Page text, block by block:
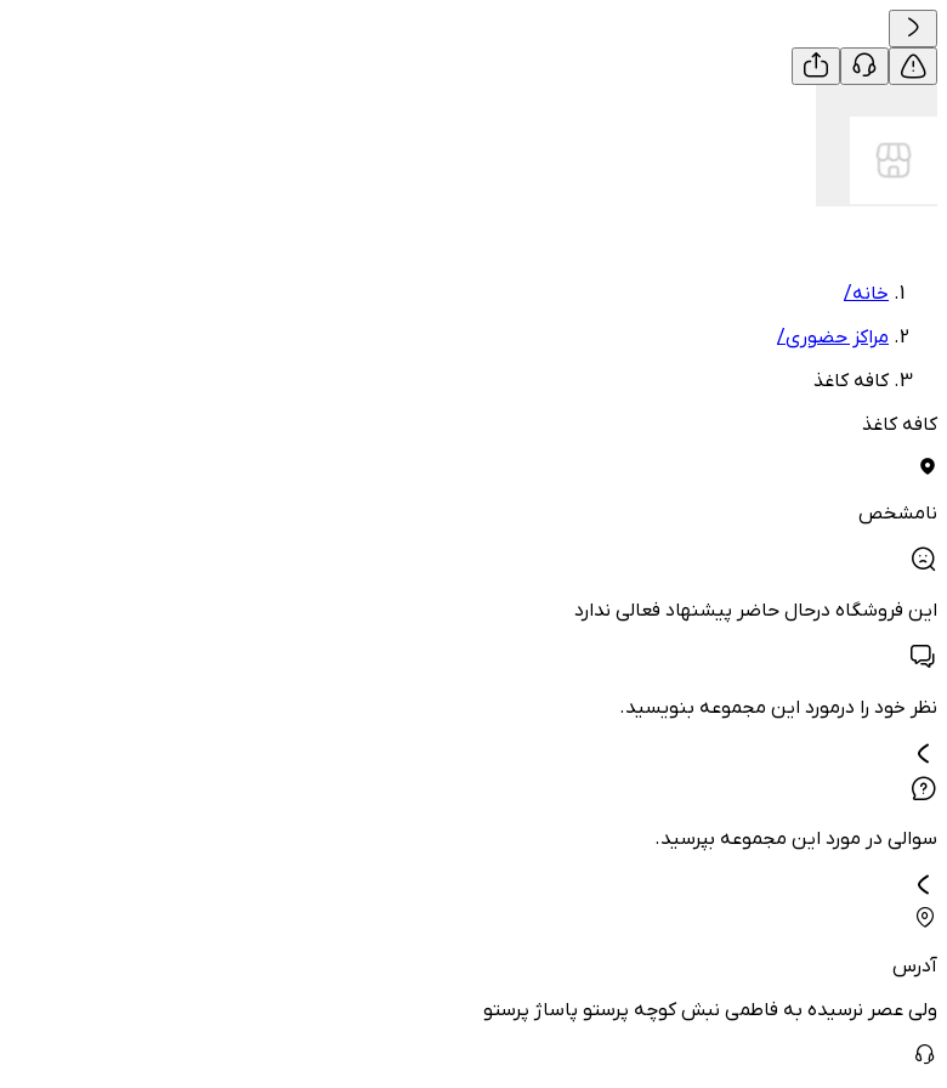
خانه/
مراکز حضوری/
کافه کاغذ
کافه کاغذ
نامشخص
این فروشگاه درحال حاضر پیشنهاد فعالی ندارد
نظر خود را درمورد این مجموعه بنویسید.
سوالی در مورد این مجموعه بپرسید.
آدرس
ولی عصر نرسیده به فاطمی نبش کوچه پرستو پاساژ پرستو